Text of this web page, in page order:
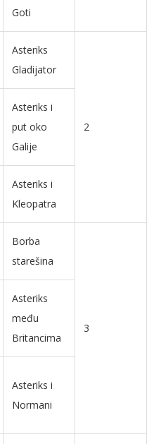
Goti
Asteriks
Gladijator
2
Asteriks i
put oko
Galije
Asteriks i
Kleopatra
Borba
starešina
3
Asteriks
među
Britancima
Asteriks i
Normani